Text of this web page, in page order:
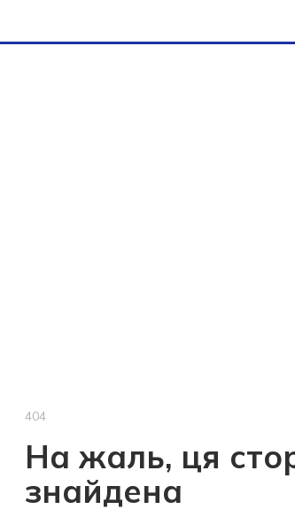
404
На жаль, ця
знайдена